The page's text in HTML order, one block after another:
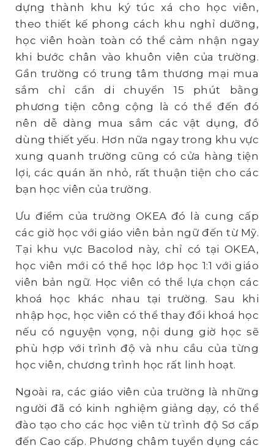
dựng thành khu ký túc xá cho học viên,
theo thiết kế phong cách khu nghỉ dưỡng,
học viên hoàn toàn có thể cảm nhận ngay
khi bước chân vào khuôn viên của trường.
Gần trường có trung tâm thương mại mua
sắm chỉ cần di chuyển 15 phút bằng
phương tiện công cộng là có thể đến đó
nên dễ dàng mua sắm các vật dụng, đồ
dùng thiết yếu. Hơn nữa ngay trong khu vực
xung quanh trường cũng có cửa hàng tiện
lợi, các quán ăn nhỏ, rất thuận tiện cho các
bạn học viên của trường.
Ưu điểm của trường OKEA đó là cung cấp
các giờ học với giáo viên bản ngữ đến từ Mỹ.
Tại khu vực Bacolod này, chỉ có tại OKEA,
học viên mới có thể học lớp học 1:1 với giáo
viên bản ngữ. Học viên có thể lựa chọn các
khoá học khác nhau tại trường. Sau khi
nhập học, học viên có thể thay đổi khoá học
nếu có nguyện vọng, nội dung giờ học sẽ
phù hợp với trình độ và nhu cầu của từng
học viên, chương trình học rất linh hoạt.
Ngoài ra, các giáo viên của trường là những
người đã có kinh nghiệm giảng dạy, có thể
đào tạo cho các học viên từ trình độ Sơ cấp
đến Cao cấp. Phương châm tuyển dụng các